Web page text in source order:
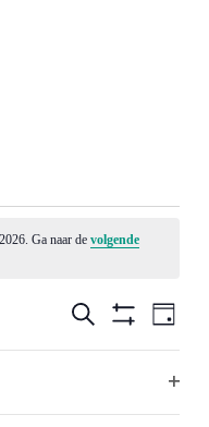
Ga naar de volgende
Zoeken
Filters
Dag